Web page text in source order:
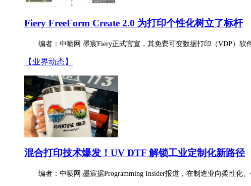
Fiery FreeForm Create 2.0 为打印个性化树立了标杆
编者：中喷网 墨宸Fiery正式官宣，其免费可变数据打印（VDP）软
【业界动态】
混合打印技术爆发！UV DTF 解锁工业定制化新路径
编者：中喷网 墨宸据Programming Insider报道，在制造业向柔性